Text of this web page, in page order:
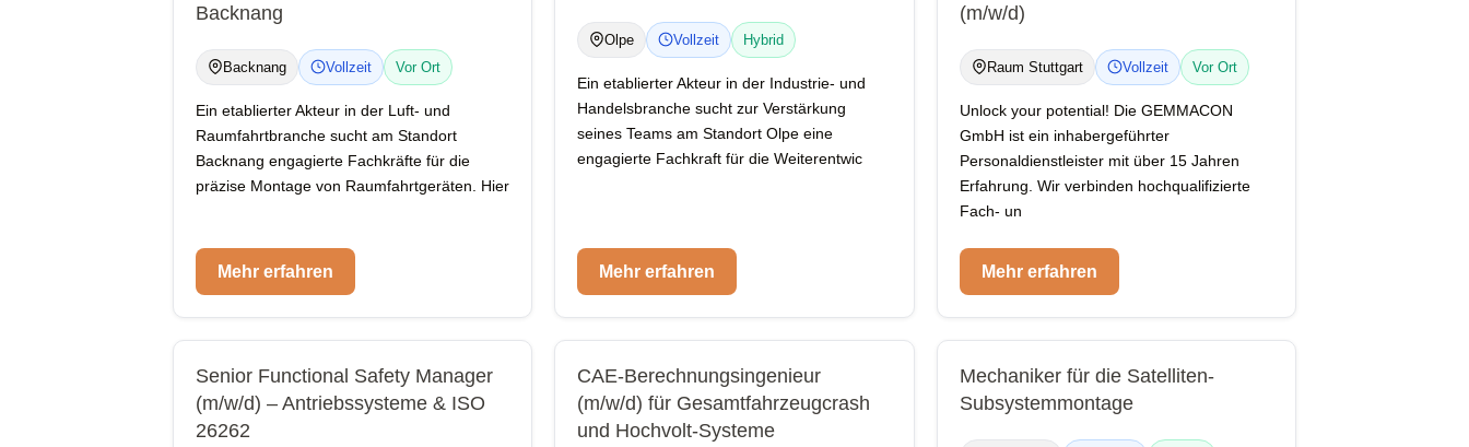
Backnang
Backnang Vollzeit Vor Ort
Ein etablierter Akteur in der Luft- und
Raumfahrtbranche sucht am Standort
Backnang engagierte Fachkräfte für die
präzise Montage von Raumfahrtgeräten. Hier
Mehr erfahren
Olpe Vollzeit Hybrid
Ein etablierter Akteur in der Industrie- und
Handelsbranche sucht zur Verstärkung
seines Teams am Standort Olpe eine
engagierte Fachkraft für die Weiterentwic
Mehr erfahren
(m/w/d)
Raum Stuttgart Vollzeit Vor Ort
Unlock your potential! Die GEMMACON
GmbH ist ein inhabergeführter
Personaldienstleister mit über 15 Jahren
Erfahrung. Wir verbinden hochqualifizierte
Fach- un
Mehr erfahren
Senior Functional Safety Manager
(m/w/d) – Antriebssysteme & ISO
26262
CAE-Berechnungsingenieur
(m/w/d) für Gesamtfahrzeugcrash
und Hochvolt-Systeme
Mechaniker für die Satelliten-
Subsystemmontage